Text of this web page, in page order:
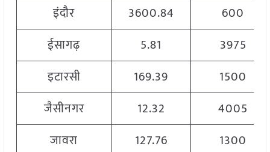
इंदौर
3600.84
600
ईसागढ़
5.81
3975
इटारसी
169.39
1500
जैसीनगर
12.32
4005
जावरा
127.76
1300